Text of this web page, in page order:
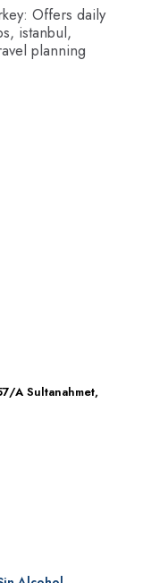
Offers daily
istanbul,
planning
A Sultanahmet,